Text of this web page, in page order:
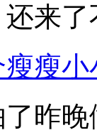
来了
瘦
昨